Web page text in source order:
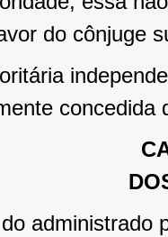
do cônjuge
administrado